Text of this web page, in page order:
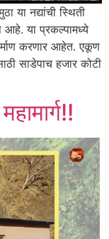
या नद्यांची स्थिती
आहे. या प्रकल्पामध्ये
करणार आहेत. एकूण
साडेपाच हजार कोटी